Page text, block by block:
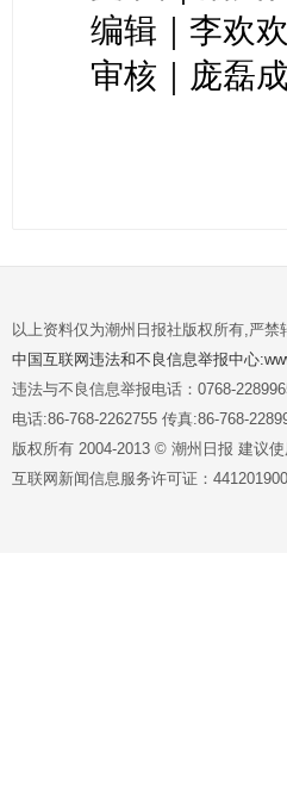
编辑｜李欢
审核｜庞磊成
以上资料仅为潮州日报社版权所有,严
中国互联网违法和不良信息举报中心
违法与不良信息举报电话：0768-
电话:86-768-2262755 传真:86-768-
版权所有 2004-2013 © 潮州日报 建议
互联网新闻信息服务许可证：